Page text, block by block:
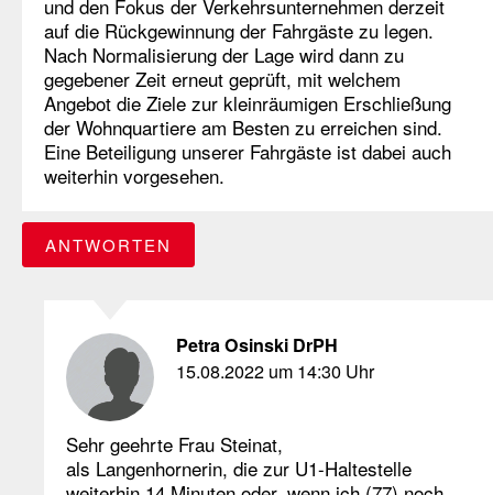
und den Fokus der Verkehrsunternehmen derzeit
auf die Rückgewinnung der Fahrgäste zu legen.
Nach Normalisierung der Lage wird dann zu
gegebener Zeit erneut geprüft, mit welchem
Angebot die Ziele zur kleinräumigen Erschließung
der Wohnquartiere am Besten zu erreichen sind.
Eine Beteiligung unserer Fahrgäste ist dabei auch
weiterhin vorgesehen.
ANTWORTEN
Petra Osinski DrPH
15.08.2022 um 14:30 Uhr
Sehr geehrte Frau Steinat,
als Langenhornerin, die zur U1-Haltestelle